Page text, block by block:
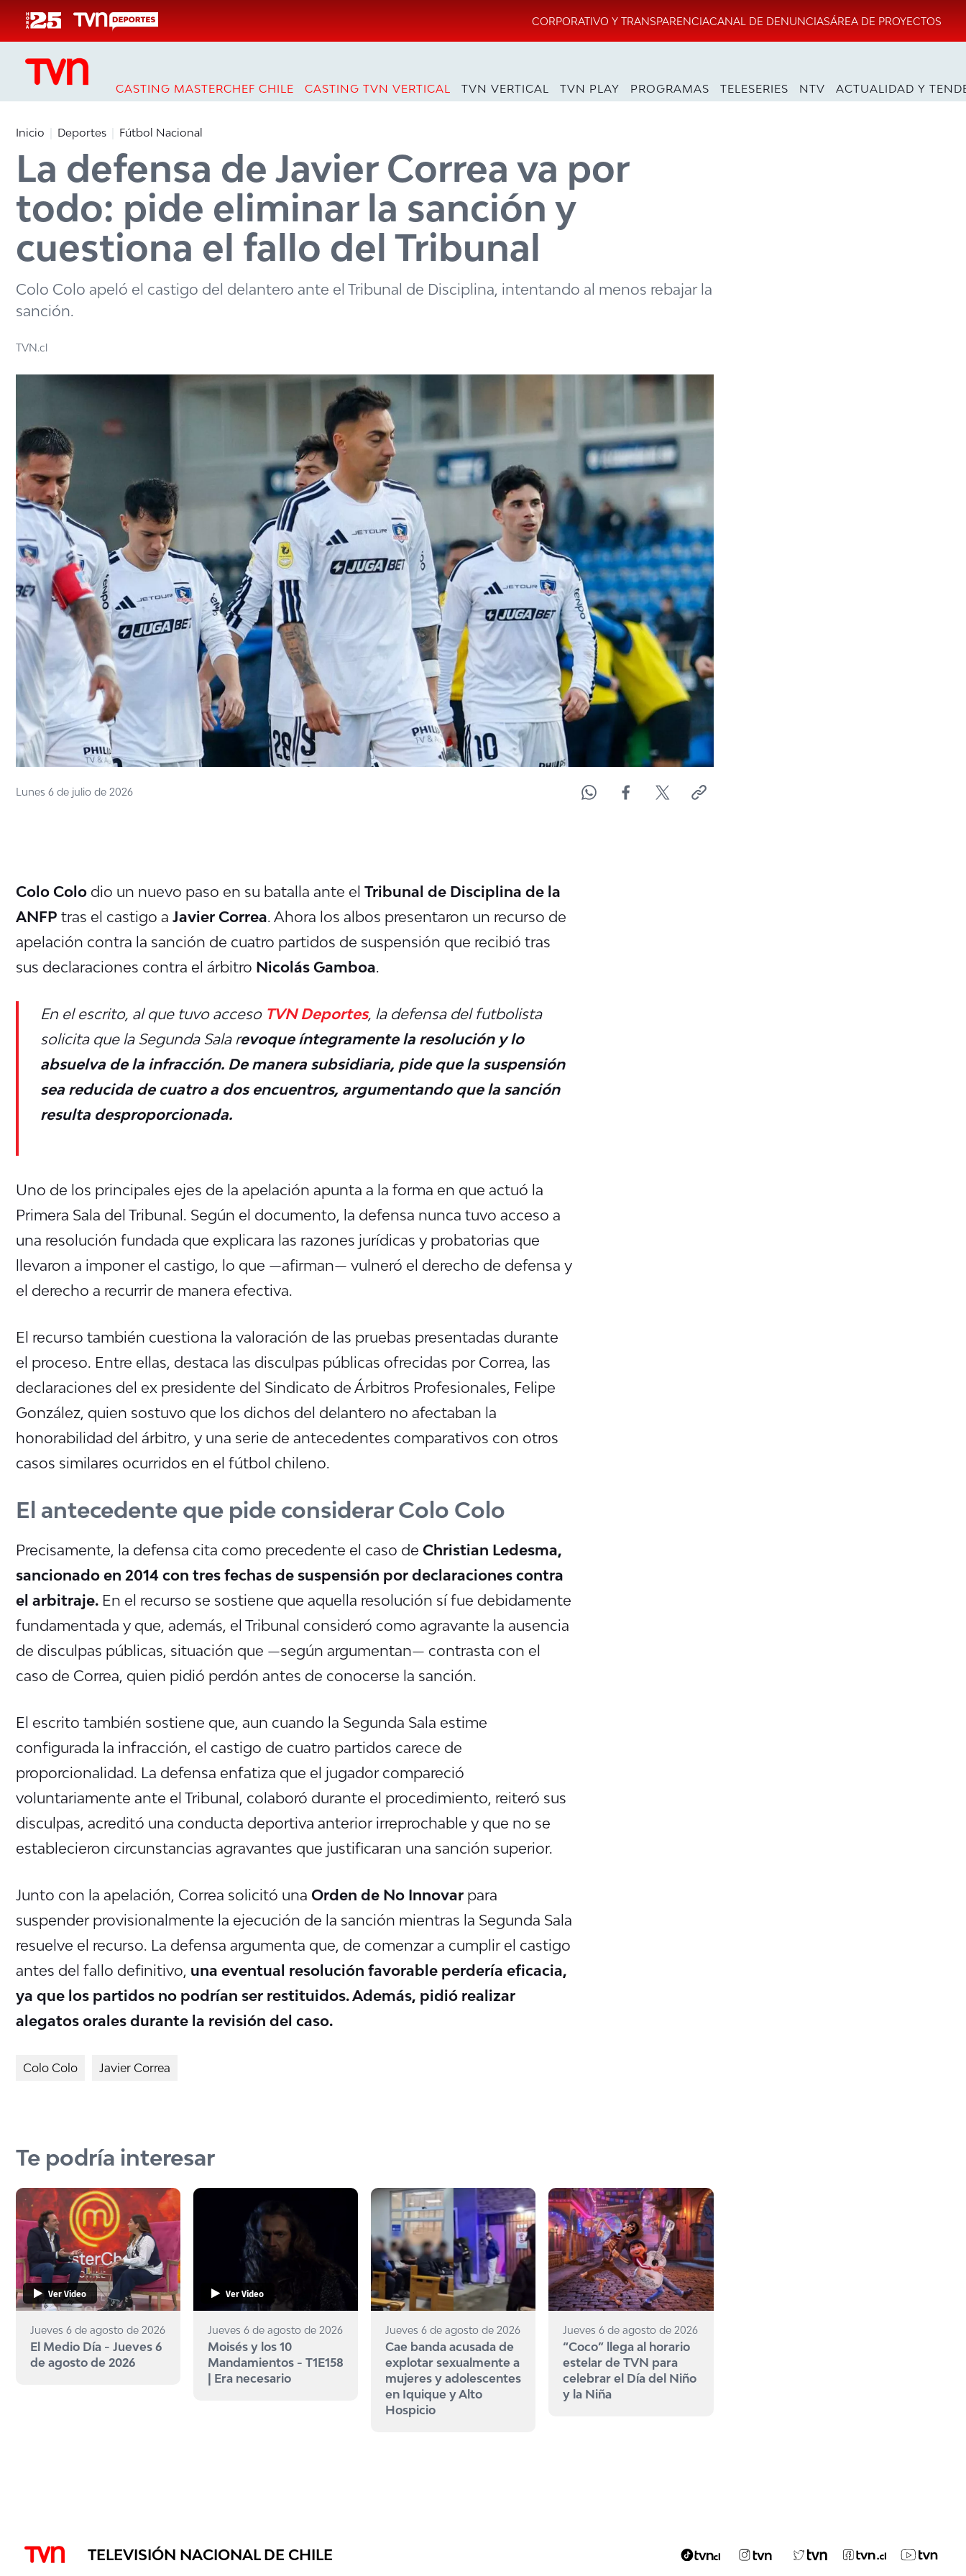
CORPORATIVO Y TRANSPARENCIACANAL DE DENUNCIASÁREA DE PROYECTOS
CASTING MASTERCHEF CHILE CASTING TVN VERTICAL TVN VERTICAL TVN PLAY PROGRAMAS TELESERIES NTV ACTUALIDAD Y
Inicio Deportes Fútbol Nacional
La defensa de Javier Correa va por
todo: pide eliminar la sanción y
cuestiona el fallo del Tribunal
Colo Colo apeló el castigo del delantero ante el Tribunal de Disciplina, intentando al menos rebajar la
sanción.
TVN.cl
Lunes 6 de julio de 2026
Colo Colo dio un nuevo paso en su batalla ante el Tribunal de Disciplina de la
ANFP tras el castigo a Javier Correa . Ahora los albos presentaron un recurso de
apelación contra la sanción de cuatro partidos de suspensión que recibió tras
sus declaraciones contra el árbitro Nicolás Gamboa
En el escrito, al que tuvo acceso TVN Deportes, la defensa del futbolista
solicita que la Segunda Sala revoque íntegramente la resolución y lo
absuelva de la infracción. De manera subsidiaria, pide que la suspensión
sea reducida de cuatro a dos encuentros, argumentando que la sanción
resulta desproporcionada.
Uno de los principales ejes de la apelación apunta a la forma en que actuó la
Primera Sala del Tribunal. Según el documento, la defensa nunca tuvo acceso a
una resolución fundada que explicara las razones jurídicas y probatorias que
llevaron a imponer el castigo, lo que —afirman— vulneró el derecho de defensa y
el derecho a recurrir de manera efectiva.
El recurso también cuestiona la valoración de las pruebas presentadas durante
el proceso. Entre ellas, destaca las disculpas públicas ofrecidas por Correa, las
declaraciones del ex presidente del Sindicato de Árbitros Profesionales, Felipe
González, quien sostuvo que los dichos del delantero no afectaban la
honorabilidad del árbitro, y una serie de antecedentes comparativos con otros
casos similares ocurridos en el fútbol chileno.
El antecedente que pide considerar Colo Colo
Precisamente, la defensa cita como precedente el caso de Christian Ledesma,
sancionado en 2014 con tres fechas de suspensión por declaraciones contra
el arbitraje. En el recurso se sostiene que aquella resolución sí fue debidamente
fundamentada y que, además, el Tribunal consideró como agravante la ausencia
de disculpas públicas, situación que —según argumentan— contrasta con el
caso de Correa, quien pidió perdón antes de conocerse la sanción.
El escrito también sostiene que, aun cuando la Segunda Sala estime
configurada la infracción, el castigo de cuatro partidos carece de
proporcionalidad. La defensa enfatiza que el jugador compareció
voluntariamente ante el Tribunal, colaboró durante el procedimiento, reiteró sus
disculpas, acreditó una conducta deportiva anterior irreprochable y que no se
establecieron circunstancias agravantes que justificaran una sanción superior.
Junto con la apelación, Correa solicitó una Orden de No Innovar para
suspender provisionalmente la ejecución de la sanción mientras la Segunda Sala
resuelve el recurso. La defensa argumenta que, de comenzar a cumplir el castigo
antes del fallo definitivo, una eventual resolución favorable perdería eficacia,
ya que los partidos no podrían ser restituidos. Además, pidió realizar
alegatos orales durante la revisión del caso.
Colo Colo Javier Correa
Te podría interesar
Ver Video
Jueves 6 de agosto de 2026
El Medio Día - Jueves 6
de agosto de 2026
Ver Video
Jueves 6 de agosto de 2026
Moisés y los 10
Mandamientos - T1E158
| Era necesario
Jueves 6 de agosto de 2026
Cae banda acusada de
explotar sexualmente a
mujeres y adolescentes
en Iquique y Alto
Hospicio
Jueves 6 de agosto de 2026
“Coco” llega al horario
estelar de TVN para
celebrar el Día del Niño
y la Niña
TELEVISIÓN NACIONAL DE CHILE